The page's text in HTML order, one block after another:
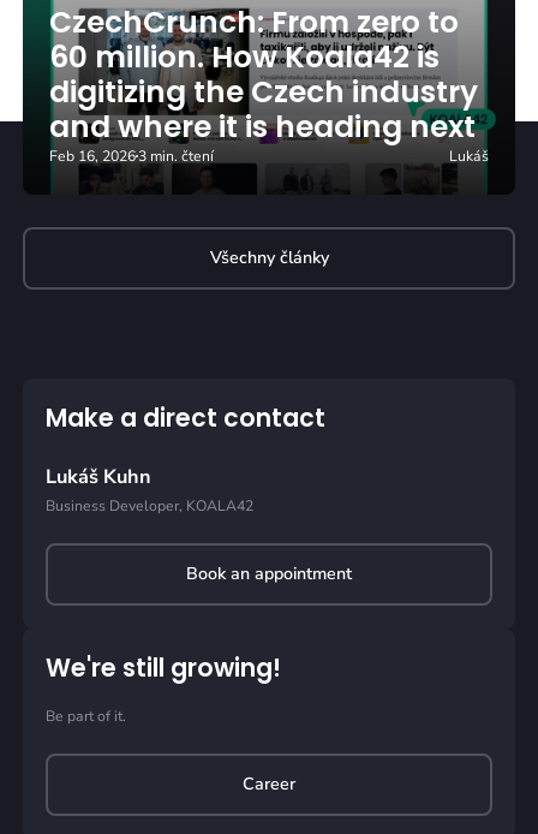
CzechCrunch: From zero to
60 million. How Koala42 is
digitizing the Czech industry
and where it is heading next
Feb 16, 20263 min. čtení Lukáš
Všechny články
Make a direct contact
Lukáš Kuhn
Business Developer, KOALA42
Book an appointment
We're still growing!
Be part of it.
Career